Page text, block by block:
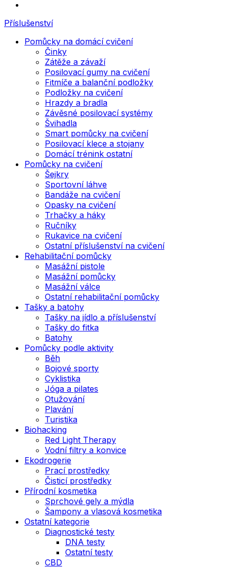
Příslušenství
Pomůcky na domácí cvičení
Činky
Zátěže a závaží
Posilovací gumy na cvičení
Fitmíče a balanční podložky
Podložky na cvičení
Hrazdy a bradla
Závěsné posilovací systémy
Švihadla
Smart pomůcky na cvičení
Posilovací klece a stojany
Domácí trénink ostatní
Pomůcky na cvičení
Šejkry
Sportovní láhve
Bandáže na cvičení
Opasky na cvičení
Trhačky a háky
Ručníky
Rukavice na cvičení
Ostatní příslušenství na cvičení
Rehabilitační pomůcky
Masážní pistole
Masážní pomůcky
Masážní válce
Ostatní rehabilitační pomůcky
Tašky a batohy
Tašky na jídlo a příslušenství
Tašky do fitka
Batohy
Pomůcky podle aktivity
Běh
Bojové sporty
Cyklistika
Jóga a pilates
Otužování
Plavání
Turistika
Biohacking
Red Light Therapy
Vodní filtry a konvice
Ekodrogerie
Prací prostředky
Čisticí prostředky
Přírodní kosmetika
Sprchové gely a mýdla
Šampony a vlasová kosmetika
Ostatní kategorie
Diagnostické testy
DNA testy
Ostatní testy
CBD